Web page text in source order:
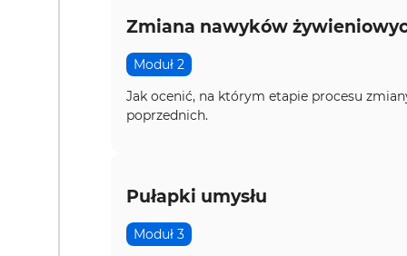
Zmiana nawyków
Moduł 2
Jak ocenić, na którym etapie procesu
poprzednich.
Pułapki umysłu
Moduł 3